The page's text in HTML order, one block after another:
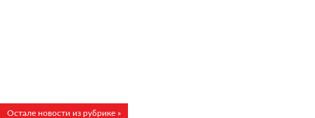
Остале новости из рубрике »